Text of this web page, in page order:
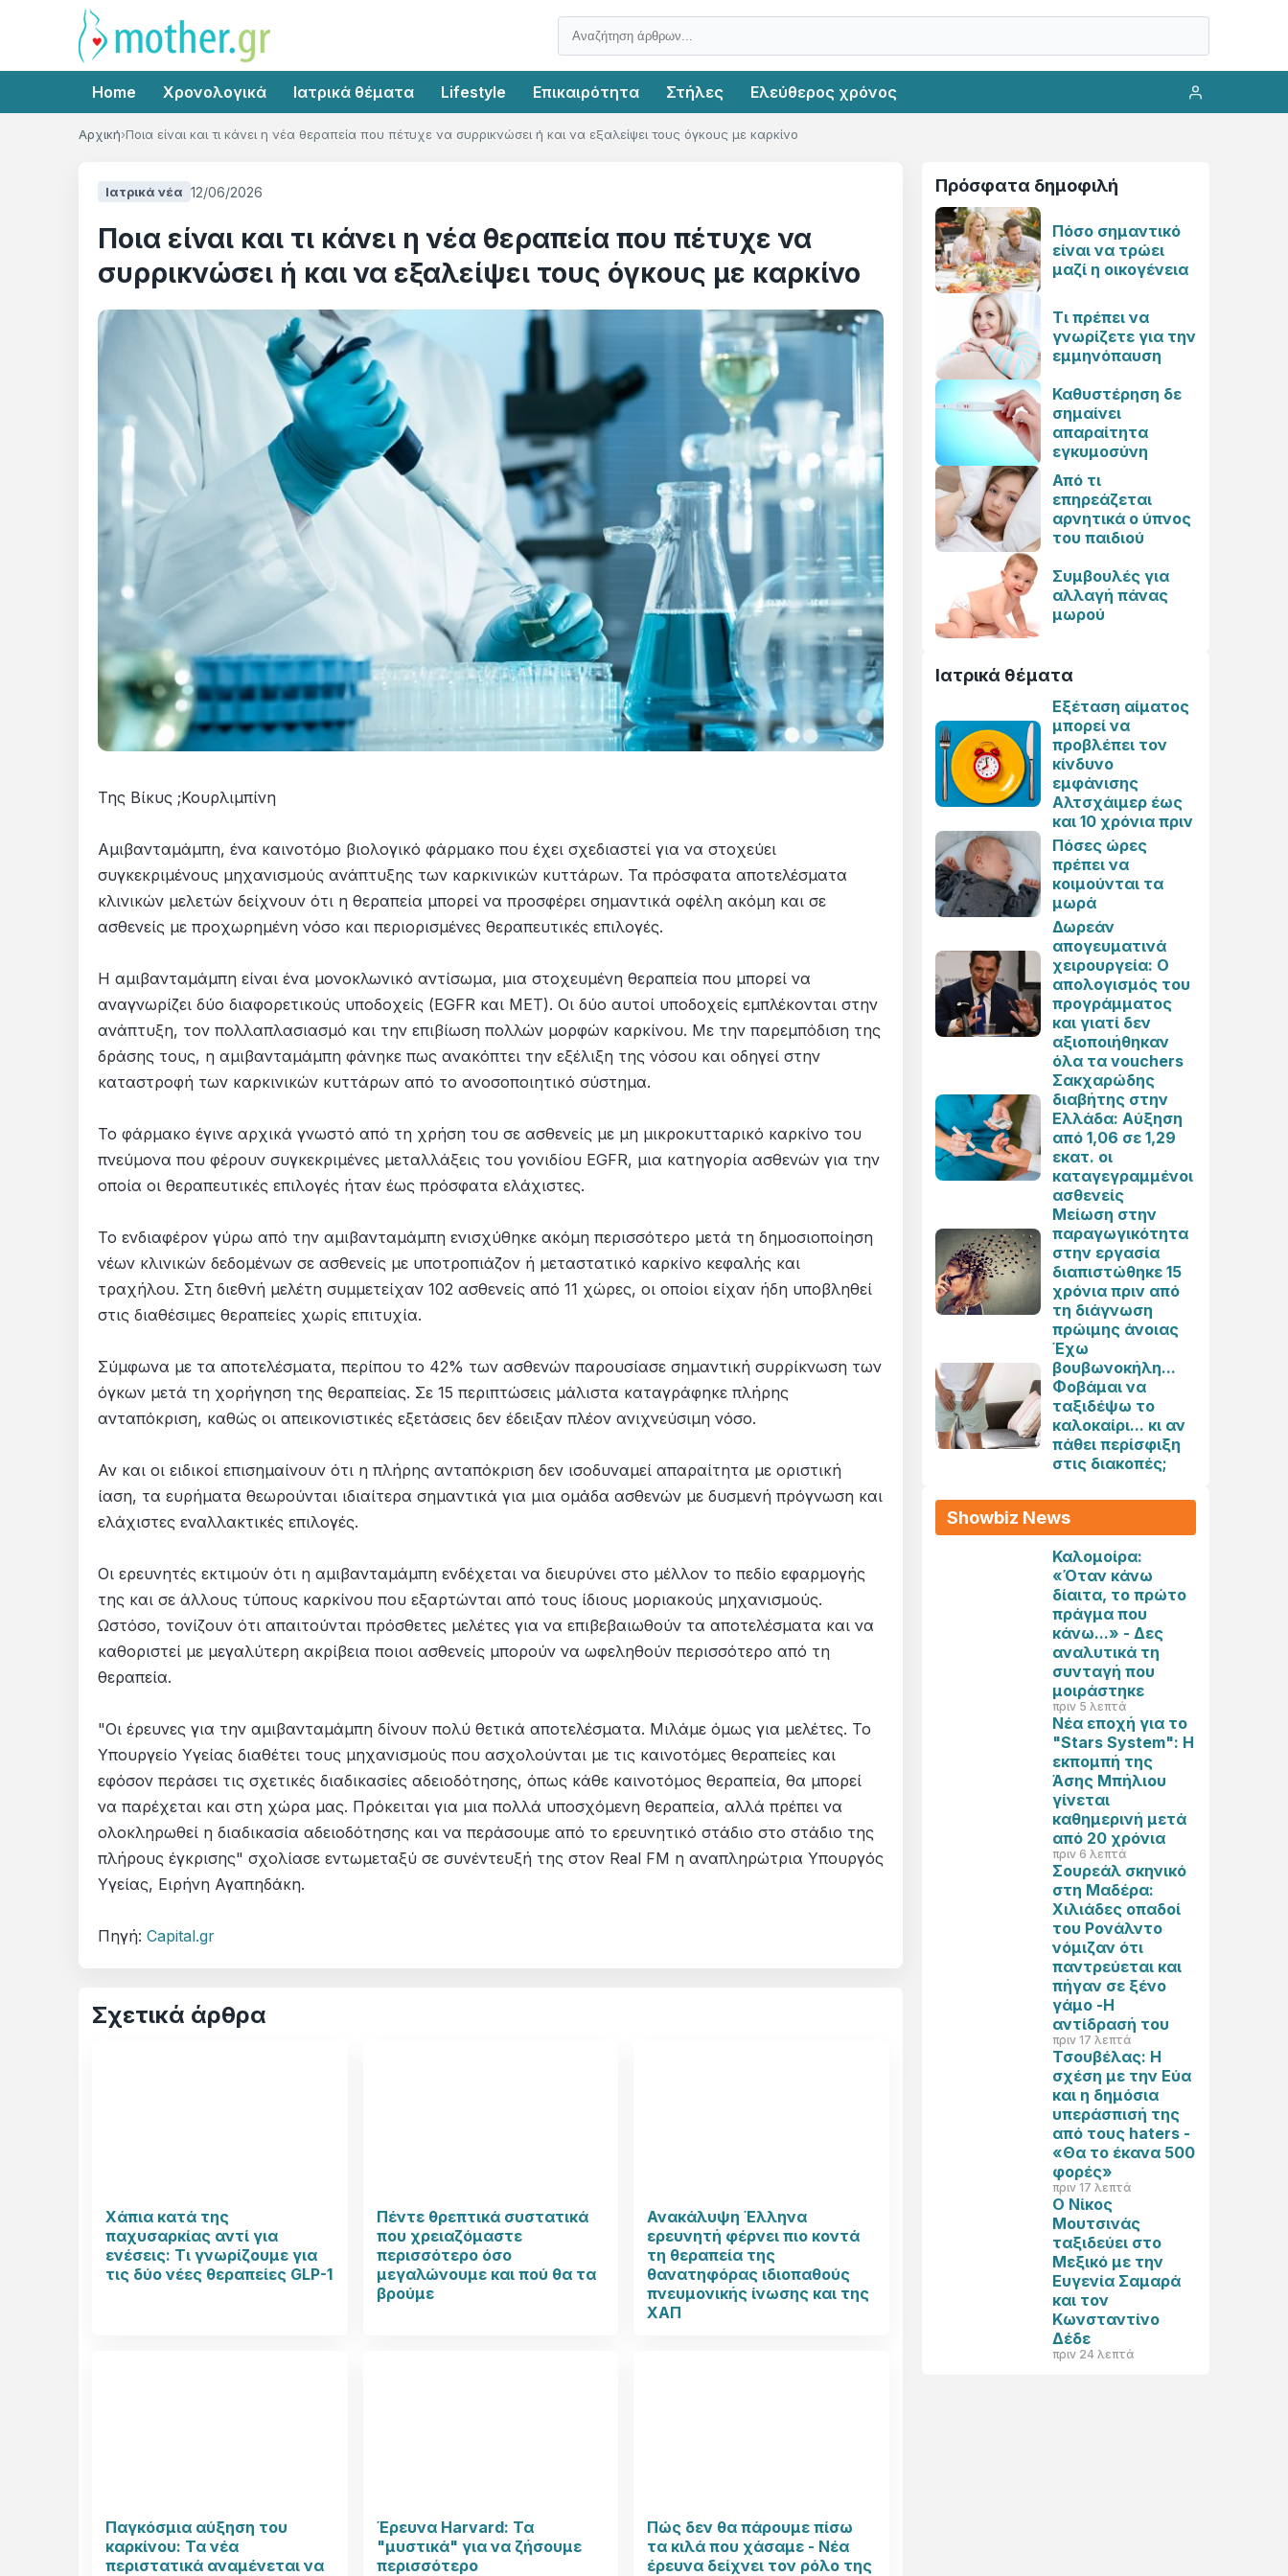
Home Χρονολογικά Ιατρικά θέματα Lifestyle Επικαιρότητα Στήλες Ελεύθερος χρόνος
Αρχική Ποια είναι και τι κάνει η νέα θεραπεία που πέτυχε να συρρικνώσει ή και να εξαλείψει τους όγκους με καρκίνο
Ιατρικά νέα 12/06/2026
Ποια είναι και τι κάνει η νέα θεραπεία που πέτυχε να
συρρικνώσει ή και να εξαλείψει τους όγκους με καρκίνο
Της Βίκυς ;Κουρλιμπίνη
Αμιβανταμάμπη, ένα καινοτόμο βιολογικό φάρμακο που έχει σχεδιαστεί για να στοχεύει
συγκεκριμένους μηχανισμούς ανάπτυξης των καρκινικών κυττάρων. Τα πρόσφατα αποτελέσματα
κλινικών μελετών δείχνουν ότι η θεραπεία μπορεί να προσφέρει σημαντικά οφέλη ακόμη και σε
ασθενείς με προχωρημένη νόσο και περιορισμένες θεραπευτικές επιλογές.
Η αμιβανταμάμπη είναι ένα μονοκλωνικό αντίσωμα, μια στοχευμένη θεραπεία που μπορεί να
αναγνωρίζει δύο διαφορετικούς υποδοχείς (EGFR και MET). Οι δύο αυτοί υποδοχείς εμπλέκονται στην
ανάπτυξη, τον πολλαπλασιασμό και την επιβίωση πολλών μορφών καρκίνου. Με την παρεμπόδιση της
δράσης τους, η αμιβανταμάμπη φάνηκε πως ανακόπτει την εξέλιξη της νόσου και οδηγεί στην
καταστροφή των καρκινικών κυττάρων από το ανοσοποιητικό σύστημα.
Το φάρμακο έγινε αρχικά γνωστό από τη χρήση του σε ασθενείς με μη μικροκυτταρικό καρκίνο του
πνεύμονα που φέρουν συγκεκριμένες μεταλλάξεις του γονιδίου EGFR, μια κατηγορία ασθενών για την
οποία οι θεραπευτικές επιλογές ήταν έως πρόσφατα ελάχιστες.
Το ενδιαφέρον γύρω από την αμιβανταμάμπη ενισχύθηκε ακόμη περισσότερο μετά τη δημοσιοποίηση
νέων κλινικών δεδομένων σε ασθενείς με υποτροπιάζον ή μεταστατικό καρκίνο κεφαλής και
τραχήλου. Στη διεθνή μελέτη συμμετείχαν 102 ασθενείς από 11 χώρες, οι οποίοι είχαν ήδη υποβληθεί
στις διαθέσιμες θεραπείες χωρίς επιτυχία.
Σύμφωνα με τα αποτελέσματα, περίπου το 42% των ασθενών παρουσίασε σημαντική συρρίκνωση των
όγκων μετά τη χορήγηση της θεραπείας. Σε 15 περιπτώσεις μάλιστα καταγράφηκε πλήρης
ανταπόκριση, καθώς οι απεικονιστικές εξετάσεις δεν έδειξαν πλέον ανιχνεύσιμη νόσο.
Αν και οι ειδικοί επισημαίνουν ότι η πλήρης ανταπόκριση δεν ισοδυναμεί απαραίτητα με οριστική
ίαση, τα ευρήματα θεωρούνται ιδιαίτερα σημαντικά για μια ομάδα ασθενών με δυσμενή πρόγνωση και
ελάχιστες εναλλακτικές επιλογές.
Οι ερευνητές εκτιμούν ότι η αμιβανταμάμπη ενδέχεται να διευρύνει στο μέλλον το πεδίο εφαρμογής
της και σε άλλους τύπους καρκίνου που εξαρτώνται από τους ίδιους μοριακούς μηχανισμούς.
Ωστόσο, τονίζουν ότι απαιτούνται πρόσθετες μελέτες για να επιβεβαιωθούν τα αποτελέσματα και να
καθοριστεί με μεγαλύτερη ακρίβεια ποιοι ασθενείς μπορούν να ωφεληθούν περισσότερο από τη
θεραπεία.
"Οι έρευνες για την αμιβανταμάμπη δίνουν πολύ θετικά αποτελέσματα. Μιλάμε όμως για μελέτες. Το
Υπουργείο Υγείας διαθέτει τους μηχανισμούς που ασχολούνται με τις καινοτόμες θεραπείες και
εφόσον περάσει τις σχετικές διαδικασίες αδειοδότησης, όπως κάθε καινοτόμος θεραπεία, θα μπορεί
να παρέχεται και στη χώρα μας. Πρόκειται για μια πολλά υποσχόμενη θεραπεία, αλλά πρέπει να
ολοκληρωθεί η διαδικασία αδειοδότησης και να περάσουμε από το ερευνητικό στάδιο στο στάδιο της
πλήρους έγκρισης" σχολίασε εντωμεταξύ σε συνέντευξή της στον Real FM η αναπληρώτρια Υπουργός
Υγείας, Ειρήνη Αγαπηδάκη.
Πηγή: Capital.gr
Σχετικά άρθρα
Χάπια κατά της
παχυσαρκίας αντί για
ενέσεις: Τι γνωρίζουμε για
τις δύο νέες θεραπείες GLP-1
Πέντε θρεπτικά συστατικά
που χρειαζόμαστε
περισσότερο όσο
μεγαλώνουμε και πού θα τα
βρούμε
Ανακάλυψη Έλληνα
ερευνητή φέρνει πιο κοντά
τη θεραπεία της
θανατηφόρας ιδιοπαθούς
πνευμονικής ίνωσης και της
ΧΑΠ
Παγκόσμια αύξηση του
καρκίνου: Τα νέα
περιστατικά αναμένεται να
Έρευνα Harvard: Τα
"μυστικά" για να ζήσουμε
περισσότερο
Πώς δεν θα πάρουμε πίσω
τα κιλά που χάσαμε - Νέα
έρευνα δείχνει τον ρόλο της
Πρόσφατα δημοφιλή
Πόσο σημαντικό
είναι να τρώει
μαζί η οικογένεια
Τι πρέπει να
γνωρίζετε για την
εμμηνόπαυση
Καθυστέρηση δε
σημαίνει
απαραίτητα
εγκυμοσύνη
Από τι
επηρεάζεται
αρνητικά ο ύπνος
του παιδιού
Συμβουλές για
αλλαγή πάνας
μωρού
Ιατρικά θέματα
Εξέταση αίματος
μπορεί να
προβλέπει τον
κίνδυνο
εμφάνισης
Αλτσχάιμερ έως
και 10 χρόνια πριν
Πόσες ώρες
πρέπει να
κοιμούνται τα
μωρά
Δωρεάν
απογευματινά
χειρουργεία: Ο
απολογισμός του
προγράμματος
και γιατί δεν
αξιοποιήθηκαν
όλα τα vouchers
Σακχαρώδης
διαβήτης στην
Ελλάδα: Αύξηση
από 1,06 σε 1,29
εκατ. οι
καταγεγραμμένοι
ασθενείς
Μείωση στην
παραγωγικότητα
στην εργασία
διαπιστώθηκε 15
χρόνια πριν από
τη διάγνωση
πρώιμης άνοιας
Έχω
βουβωνοκήλη...
Φοβάμαι να
ταξιδέψω το
καλοκαίρι... κι αν
πάθει περίσφιξη
στις διακοπές;
Showbiz News
Καλομοίρα:
«Όταν κάνω
δίαιτα, το πρώτο
πράγμα που
κάνω...» - Δες
αναλυτικά τη
συνταγή που
μοιράστηκε
πριν 5 λεπτά
Νέα εποχή για το
"Stars System": Η
εκπομπή της
Άσης Μπήλιου
γίνεται
καθημερινή μετά
από 20 χρόνια
πριν 6 λεπτά
Σουρεάλ σκηνικό
στη Μαδέρα:
Χιλιάδες οπαδοί
του Ρονάλντο
νόμιζαν ότι
παντρεύεται και
πήγαν σε ξένο
γάμο -Η
αντίδρασή του
πριν 17 λεπτά
Τσουβέλας: Η
σχέση με την Εύα
και η δημόσια
υπεράσπισή της
από τους haters -
«Θα το έκανα 500
φορές»
πριν 17 λεπτά
Ο Νίκος
Μουτσινάς
ταξιδεύει στο
Μεξικό με την
Ευγενία Σαμαρά
και τον
Κωνσταντίνο
Δέδε
πριν 24 λεπτά